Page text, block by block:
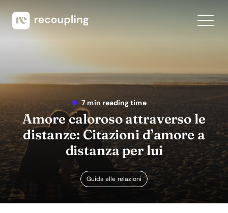
7 min reading time
Amore caloroso attraverso le
distanze: Citazioni d’amore a
distanza per lui
Guida alle relazioni